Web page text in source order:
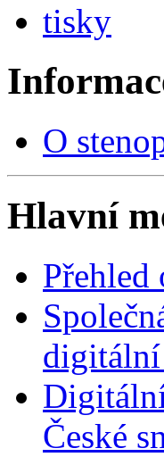
tisky
O
Hlavní
Přehled
České